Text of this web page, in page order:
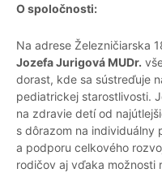
O spoločnosti:
Na adrese Železničiarska
Jozefa Jurigová MUDr.
dorast, kde sa sústreďuje
pediatrickej starostlivosti.
na zdravie detí od
s dôrazom na
a podporu celkového
rodičov aj vďaka možnosti